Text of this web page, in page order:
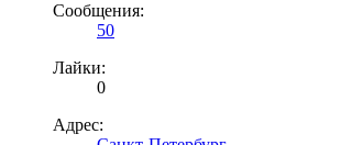
Сообщения:
50
Лайки:
0
Адрес: